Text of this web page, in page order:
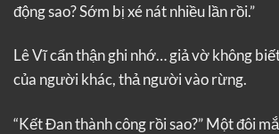
động sao? Sớm bị xé nát nhiều lần rồi.”
Lê Vĩ cẩn thận ghi nhớ… giả vờ không
của người khác, thả người vào rừng.
“Kết Đan thành công rồi sao?” Một đôi